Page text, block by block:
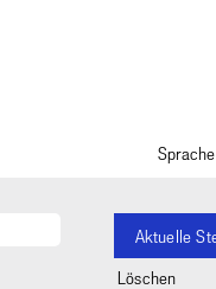
Sprache
Löschen